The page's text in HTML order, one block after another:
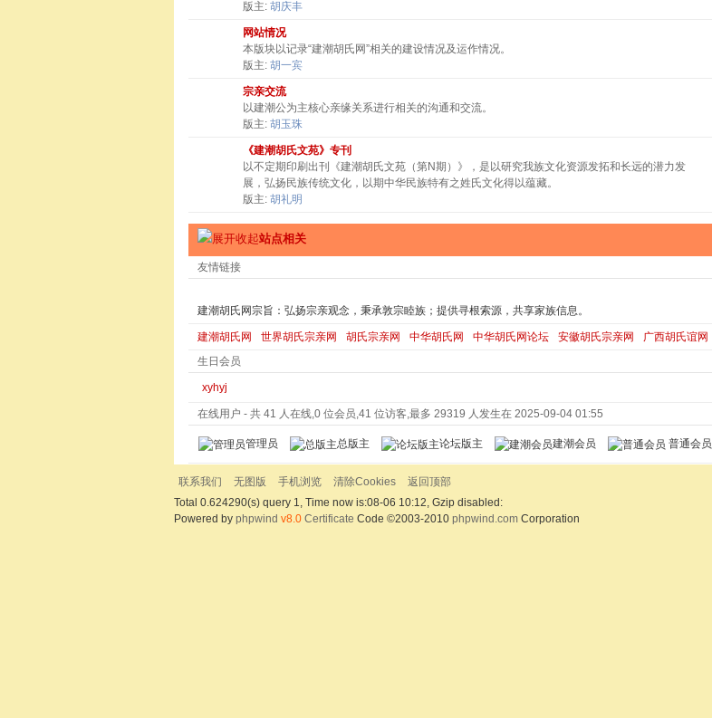
版主: 胡庆丰
网站情况
本版块以记录“建潮胡氏网”相关的建设情况及运作情况。
版主: 胡一宾
宗亲交流
以建潮公为主核心亲缘关系进行相关的沟通和交流。
版主: 胡玉珠
《建潮胡氏文苑》专刊
以不定期印刷出刊《建潮胡氏文苑（第N期）》，是以研究我族文化资源发拓和长远的潜力发
展，弘扬民族传统文化，以期中华民族特有之姓氏文化得以蕴藏。
版主: 胡礼明
站点相关
友情链接
建潮胡氏网宗旨：弘扬宗亲观念，秉承敦宗睦族；提供寻根索源，共享家族信息。
建潮胡氏网 世界胡氏宗亲网 胡氏宗亲网 中华胡氏网 中华胡氏网论坛 安徽胡氏宗亲网
广西胡氏谊网
生日会员
xyhyj
在线用户 - 共 41 人在线,0 位会员,41 位访客,最多 29319 人发生在 2025-09-04 01:55
管理员 总版主 论坛版主 建潮会员 普通会员
联系我们 无图版 手机浏览 清除Cookies
返回顶部
Total 0.624290(s) query 1, Time now is:08-06 10:12, Gzip disabled:
Powered by phpwind v8.0 Certificate Code ©2003-2010 phpwind.com Corporation